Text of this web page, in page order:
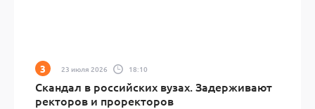
23 июля 2026 18:10
Скандал в российских вузах. Задерживают
ректоров и проректоров